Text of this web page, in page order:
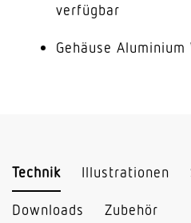
verfügbar
Gehäuse Aluminium
Technik Illustrationen
Downloads Zubehör